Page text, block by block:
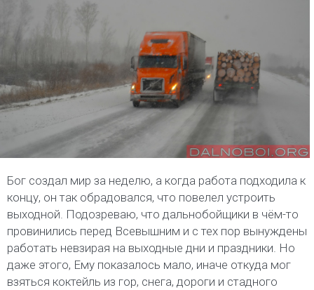
Бог создал мир за неделю, а когда работа подходила к
концу, он так обрадовался, что повелел устроить
выходной. Подозреваю, что дальнобойщики в чём-то
провинились перед Всевышним и с тех пор вынуждены
работать невзирая на выходные дни и праздники. Но
даже этого, Ему показалось мало, иначе откуда мог
взяться коктейль из гор, снега, дороги и стадного